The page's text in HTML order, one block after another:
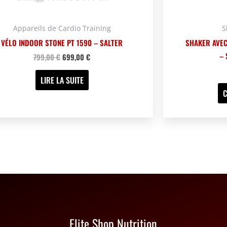
Appareils de Cardio Training
VÉLO INDOOR STONE PT 1590 – SALTER
799,00€699,00€
LIRE LA SUITE
SHAKER
–
Elite Shop Nutrition